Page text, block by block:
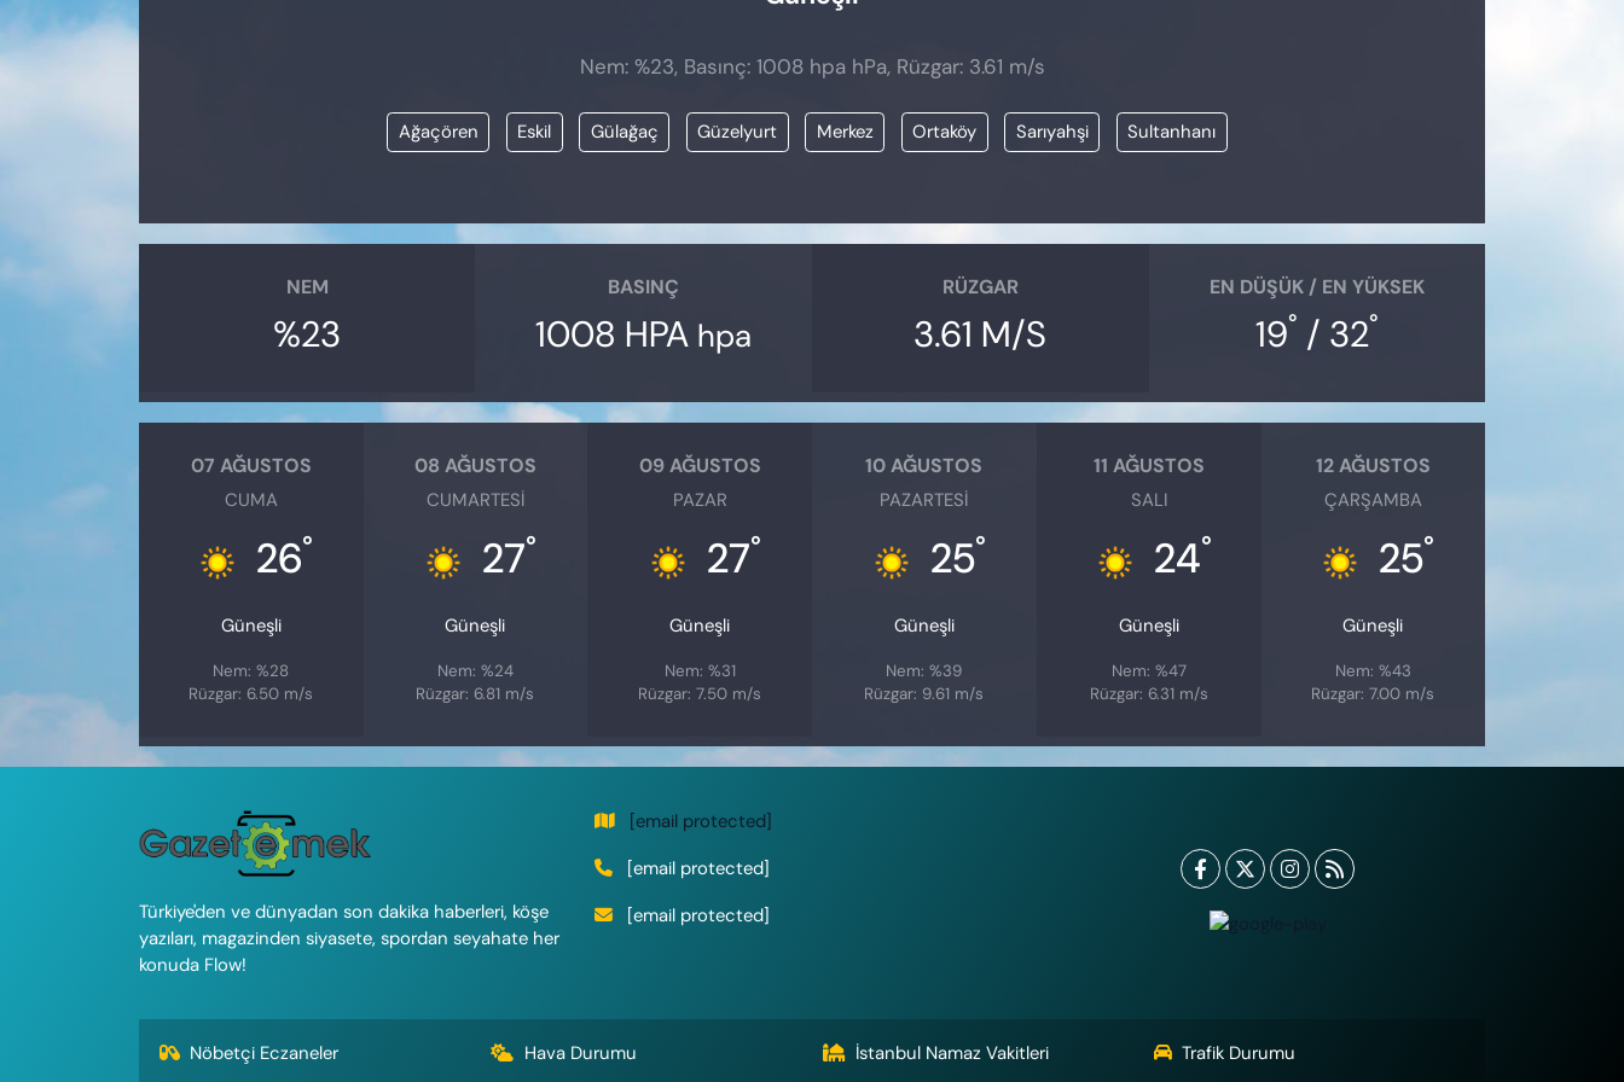
Nem: %23, Basınç: 1008 hpa hPa, Rüzgar: 3.61 m/s
Ağaçören Eskil Gülağaç Güzelyurt Merkez Ortaköy Sarıyahşi Sultanhanı
NEM
%23
BASINÇ
1008 HPA hpa
RÜZGAR
3.61 M/S
EN DÜŞÜK / EN YÜKSEK
19° / 32°
07 AĞUSTOS
CUMA
26°
Güneşli
Nem: %28
Rüzgar: 6.50 m/s
08 AĞUSTOS
CUMARTESI
27°
Güneşli
Nem: %24
Rüzgar: 6.81 m/s
09 AĞUSTOS
PAZAR
27°
Güneşli
Nem: %31
Rüzgar: 7.50 m/s
10 AĞUSTOS
PAZARTESI
25°
Güneşli
Nem: %39
Rüzgar: 9.61 m/s
11 AĞUSTOS
SALI
24°
Güneşli
Nem: %47
Rüzgar: 6.31 m/s
12 AĞUSTOS
ÇARŞAMBA
25°
Güneşli
Nem: %43
Rüzgar: 7.00 m/s
Türkiye'den ve dünyadan son dakika haberleri, köşe
yazıları, magazinden siyasete, spordan seyahate her
konuda Flow!
[email protected]
[email protected]
[email protected]
Nöbetçi Eczaneler Hava Durumu İstanbul Namaz Vakitleri Trafik Durumu
KADIN
VAN VE DİYARBAKIR HABERLERİ